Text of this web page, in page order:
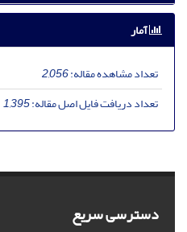
آمار
تعداد مشاهده مقاله:2,056
تعداد دریافت فایل اصل مقاله:1,395
دسترسی سریع